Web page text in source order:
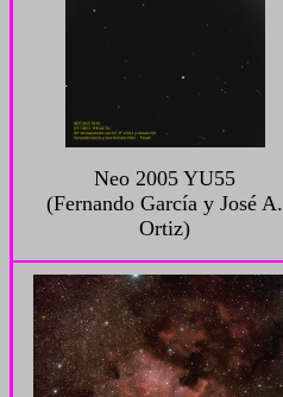
Neo 2005 YU55
(Fernando García y José A.
Ortiz)